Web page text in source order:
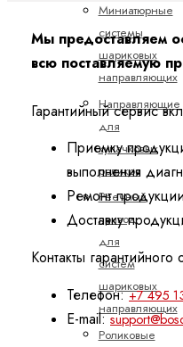
Миниатюрные
системы
шариковых
направляющих
Направляющие
для
кулачковых
роликов
Реечный
привод
для
систем
шариковых
направляющих
Роликовые
Мы предоставляем
всю поставляемую
Гарантийный сервис
Приемку
выполнения
Ремонт
Доставку
Контакты гарантийного
Телефон:+7 495
E-mail: